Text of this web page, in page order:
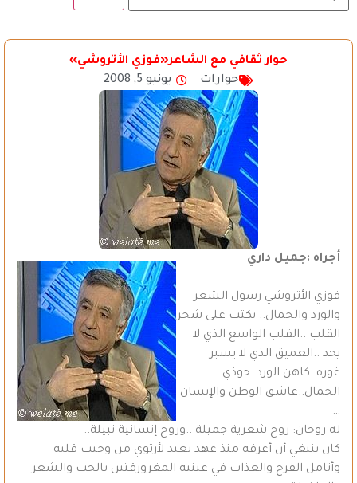
حوار ثقافي مع الشاعر«فوزي الأتروشي»
حوارات
يونيو 5, 2008
أجراه :جميل داري
فوزي الأتروشي رسول الشعر
والورد والجمال.. يكتب على شجر
القلب ..القلب الواسع الذي لا
يحد ..العميق الذي لا يسبر
غوره..كاهن الورد..حوذي
الجمال..عاشق الوطن والإنسان
…
له روحان: روح شعرية جميلة ..وروح إنسانية نبيلة..
كان ينبغي أن أعرفه منذ عهد بعيد لأرتوي من وجيب قلبه
وأتامل الفرح والعذاب في عينيه المغرورقتين بالحب والشعر